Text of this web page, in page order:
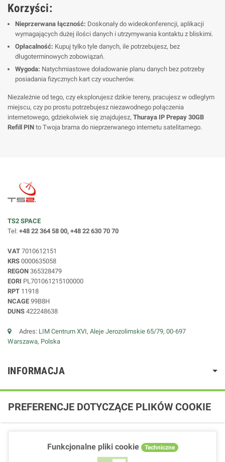
Korzyści:
Nieprzerwana łączność: Doskonały do wideokonferencji, aplikacji
wymagających dużej ilości danych i utrzymywania kontaktu z bliskimi.
Opłacalność: Kupuj tylko tyle danych, ile potrzebujesz, bez
długoterminowych zobowiązań.
Wygoda: Natychmiastowe doładowanie planu danych bez potrzeby
posiadania fizycznych kart czy voucherów.
Niezależnie od tego, czy eksplorujesz dzikie tereny, pracujesz w odległym
miejscu, czy po prostu potrzebujesz niezawodnego połączenia
internetowego, gdziekolwiek się znajdujesz, Thuraya IP Prepay 30GB
Refill PIN to Twoja brama do nieprzerwanego internetu satelitarnego.
TS2 SPACE
Tel: +48 22 364 58 00, +48 22 630 70 70
VAT 7010612151
KRS 0000635058
REGON 365328479
EORI PL701061215100000
RPT 11918
NCAGE 99B8H
DUNS 422248638
Adres: LIM Centrum XVI, Aleje Jerozolimskie 65/79, 00-697
Warszawa, Polska
INFORMACJA
PREFERENCJE DOTYCZĄCE PLIKÓW COOKIE
Funkcjonalne pliki cookie Techniczne